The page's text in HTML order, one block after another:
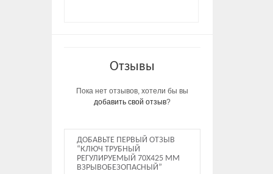
Отзывы
Пока нет отзывов, хотели бы вы
добавить свой отзыв?
ДОБАВЬТЕ ПЕРВЫЙ ОТЗЫВ
“КЛЮЧ ТРУБНЫЙ
РЕГУЛИРУЕМЫЙ 70Х425 ММ
ВЗРЫВОБЕЗОПАСНЫЙ”